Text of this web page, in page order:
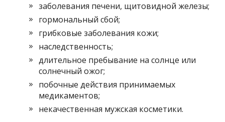
заболевания печени, щитовидной железы;
гормональный сбой;
грибковые заболевания кожи;
наследственность;
длительное пребывание на солнце или
солнечный ожог;
побочные действия принимаемых
медикаментов;
некачественная мужская косметики.